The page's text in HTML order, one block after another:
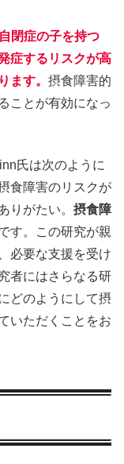
自閉症の子を持つ
症するリスクが高
ます。 摂食障害的
ことが有効になっ
氏は次のように
食障害のリスクが
りがたい。 摂食障
す。この研究が親
必要な支援を受け
者にはさらなる研
どのようにして摂
いただくことをお